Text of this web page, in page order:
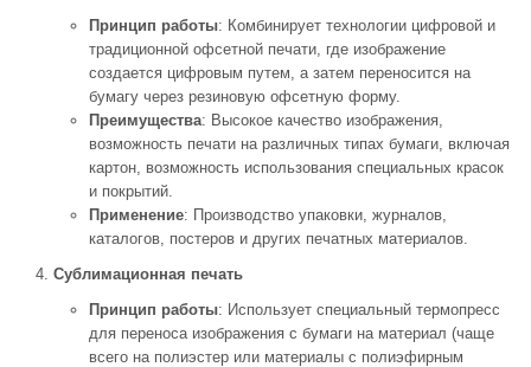
Принцип работы: Комбинирует технологии цифровой и
традиционной офсетной печати, где изображение
создается цифровым путем, а затем переносится на
бумагу через резиновую офсетную форму.
Преимущества: Высокое качество изображения,
возможность печати на различных типах бумаги, включая
картон, возможность использования специальных красок
и покрытий.
Применение: Производство упаковки, журналов,
каталогов, постеров и других печатных материалов.
Сублимационная печать
Принцип работы: Использует специальный термопресс
для переноса изображения с бумаги на материал (чаще
всего на полиэстер или материалы с полиэфирным